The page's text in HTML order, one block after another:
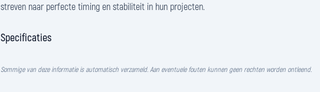
streven naar perfecte timing en stabiliteit in hun projecten.
Specificaties
Sommige van deze informatie is automatisch verzameld. Aan eventuele fouten kunnen geen rechten worden ontleend.